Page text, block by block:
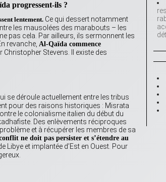
progressent-ils ?
lentement. Ce qui dessert notamment
les mausolées des marabouts – les
pas cela. Par ailleurs, ils sermonnent les
revanche, Al-Qaïda commence
Christopher Stevens. Il existe des
se déroule actuellement entre les tribus
pour des raisons historiques : Misrata
le colonialisme italien du début du
Des enlèvements réciproques
et à récupérer les membres de sa
ne doit pas persister et s’étendre au
Libye et implantée d’Est en Ouest. Pour